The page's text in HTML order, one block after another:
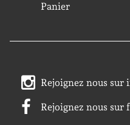
Panier
Rejoignez nous sur
Rejoignez nous sur